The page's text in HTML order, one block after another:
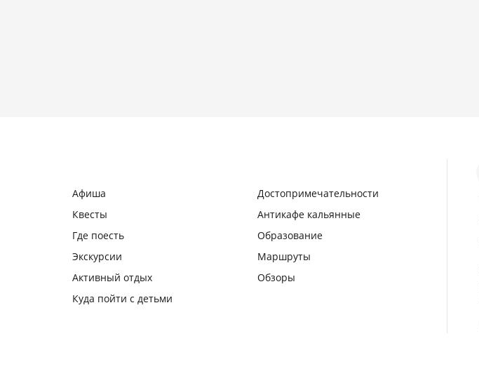
Афиша
Квесты
Где поесть
Экскурсии
Активный отдых
Куда пойти с детьми
Достопримечательности
Антикафе кальянные
Образование
Маршруты
Обзоры